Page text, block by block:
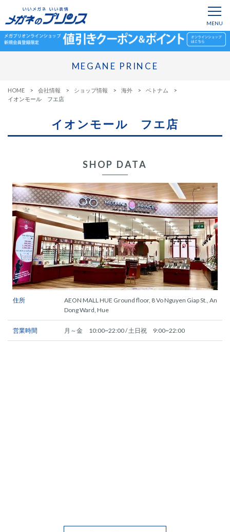
MEGANE PRINCE
HOME 会社情報 ショップ情報 海外
ベトナム
イオンモール フエ店
イオンモール フエ店
SHOP DATA
住所
AEON MALL HUE Ground floor, 8 Vo Nguyen Giap St., An
Dong Ward, Hue
営業時間 月～金 10:00~22:00 / 土日祝 9:00~22:00